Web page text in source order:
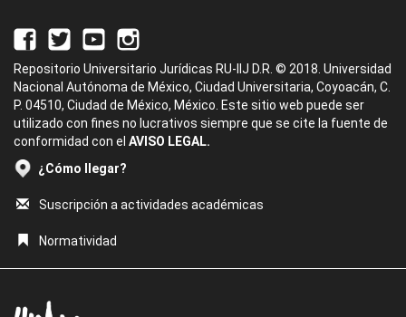
Repositorio Universitario Jurídicas RU-IIJ D.R. © 2018. Universidad
Nacional Autónoma de México, Ciudad Universitaria, Coyoacán, C.
P. 04510, Ciudad de México, México. Este sitio web puede ser
utilizado con fines no lucrativos siempre que se cite la fuente de
conformidad con el AVISO LEGAL.
¿Cómo llegar?
Suscripción a actividades académicas
Normatividad